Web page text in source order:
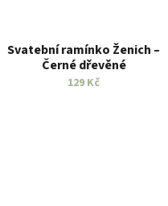
Svatební ramínko Ženich –
Černé dřevěné
129 Kč